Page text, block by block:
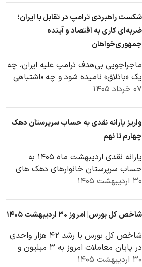
شکست راهبردی ترامپ در تقابل با ایران؛
ضربه‌ای کاری به اقتصاد و آینده
جمهوری‌خواهان
ماجراجویی بی‌هدف ترامپ علیه ایران، چه
یک «باتلاق» نامیده شود و چه «اشتباهی
مخرب»، اکنون به فاجعه‌ای تمام‌عیار
۰۷ خرداد ۱۴۰۵
واریز یارانه نقدی به حساب سرپرستان دهک
چهارم تا نهم
یارانه نقدی اردیبهشت ماه ۱۴۰۵ به
حساب سرپرستان خانوارهای دهک های
چهارم تا نهم واریز شد.
۳۰ اردیبهشت ۱۴۰۵
شاخص کل بورس| امروز ۳۰ اردیبهشت ۱۴۰۵
شاخص کل بورس با رشد ۴۲ هزار واحدی
در پایان معاملات امروز به ۳ میلیون و
۷۵۸ هزار واحد رسید.
۳۰ اردیبهشت ۱۴۰۵